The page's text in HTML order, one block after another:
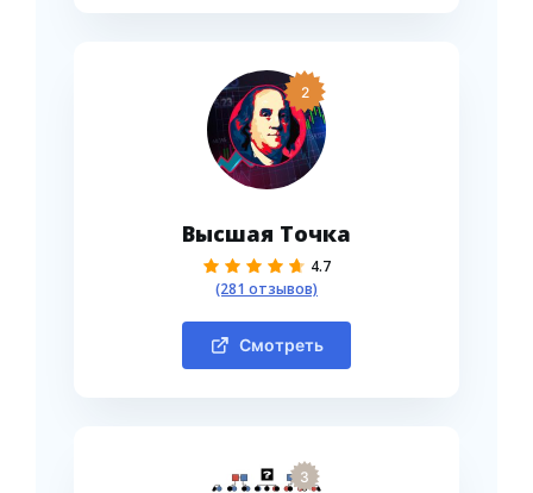
2
Высшая Точка
4.7
(281 отзывов)
Смотреть
3